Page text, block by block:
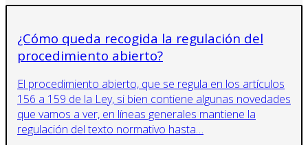
¿Cómo queda recogida la regulación del
procedimiento abierto?
El procedimiento abierto, que se regula en los artículos
156 a 159 de la Ley, si bien contiene algunas novedades
que vamos a ver, en líneas generales mantiene la
regulación del texto normativo hasta…